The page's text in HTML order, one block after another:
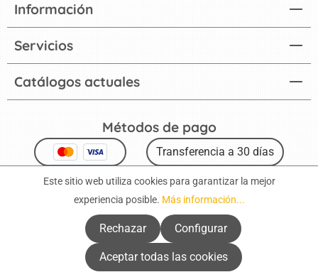
Catálogos actuales
Información
Servicios
Métodos de pago
Transferencia a 30 días
Transferencia anticipada
Aviso legal Protección de datos
Este sitio web utiliza cookies para garantizar la mejor
experiencia posible. Más información...
Rechazar Configurar
Aceptar todas las cookies